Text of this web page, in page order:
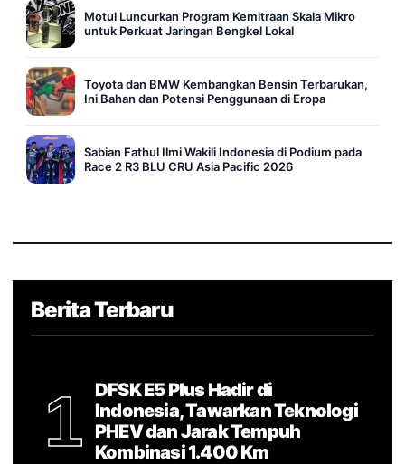
Motul Luncurkan Program Kemitraan Skala Mikro
untuk Perkuat Jaringan Bengkel Lokal
Toyota dan BMW Kembangkan Bensin Terbarukan,
Ini Bahan dan Potensi Penggunaan di Eropa
Sabian Fathul Ilmi Wakili Indonesia di Podium pada
Race 2 R3 BLU CRU Asia Pacific 2026
Berita Terbaru
1
DFSK E5 Plus Hadir di
Indonesia, Tawarkan Teknologi
PHEV dan Jarak Tempuh
Kombinasi 1.400 Km